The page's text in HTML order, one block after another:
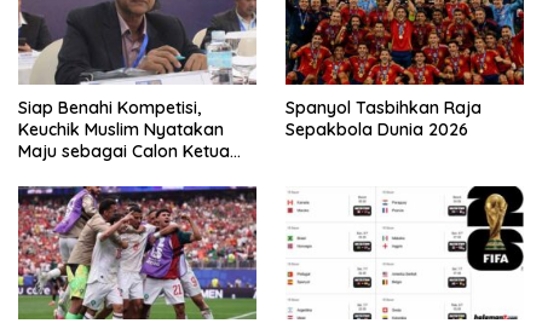
Siap Benahi Kompetisi,
Keuchik Muslim Nyatakan
Maju sebagai Calon Ketua
Spanyol Tasbihkan Raja
Sepakbola Dunia 2026